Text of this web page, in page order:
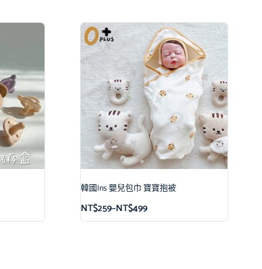
韓國Ins 嬰兒包巾 寶寶抱被
NT$259–NT$499